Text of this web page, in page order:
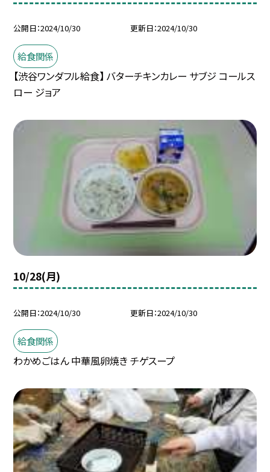
公開日 2024/10/30 更新日 2024/10/30
給食関係
【渋谷ワンダフル給食】 バターチキンカレー サブジ コールス
ロー ジョア
10/28(月)
公開日 2024/10/30 更新日 2024/10/30
給食関係
わかめごはん 中華風卵焼き チゲスープ